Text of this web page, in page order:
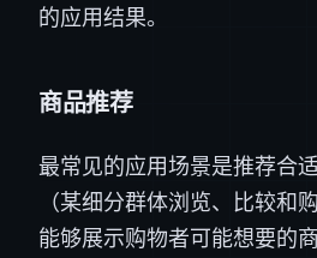
的应用结果。
商品推荐
最常见的应用场景是推荐合
（某细分群体浏览、比较和
能够展示购物者可能想要的